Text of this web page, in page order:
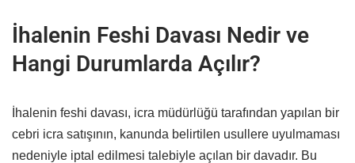
İhalenin Feshi Davası Nedir ve
Hangi Durumlarda Açılır?
İhalenin feshi davası, icra müdürlüğü tarafından yapılan bir
cebri icra satışının, kanunda belirtilen usullere uyulmaması
nedeniyle iptal edilmesi talebiyle açılan bir davadır. Bu